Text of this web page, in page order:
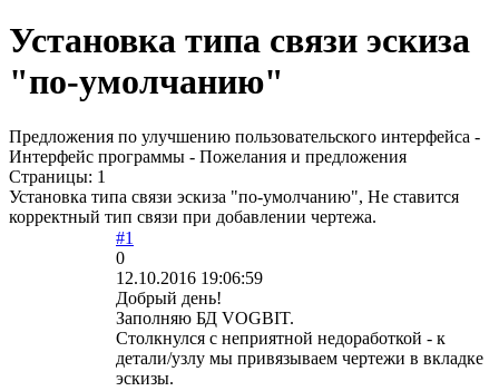
Установка типа связи эскиза
"по-умолчанию"
Предложения по улучшению пользовательского интерфейса -
Интерфейс программы - Пожелания и предложения
Страницы: 1
Установка типа связи эскиза "по-умолчанию", Не ставится
корректный тип связи при добавлении чертежа.
#1
0
12.10.2016 19:06:59
Добрый день!
Заполняю БД VOGBIT.
Столкнулся с неприятной недоработкой - к
детали/узлу мы привязываем чертежи в вкладке
эскизы.